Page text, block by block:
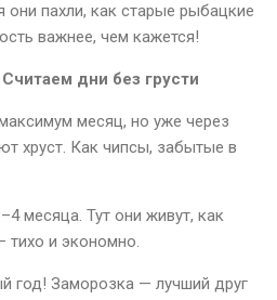
они пахли, как старые рыбацкие
важнее, чем кажется!
дни без грусти
месяц, но уже через
хруст. Как чипсы, забытые в
месяца. Тут они живут, как
и экономно.
год! Заморозка — лучший друг